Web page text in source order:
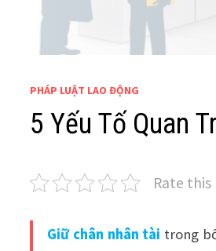
PHÁP LUẬT LAO ĐỘNG
5 Yếu Tố Quan
Rate this
Giữ chân nhân tài trong